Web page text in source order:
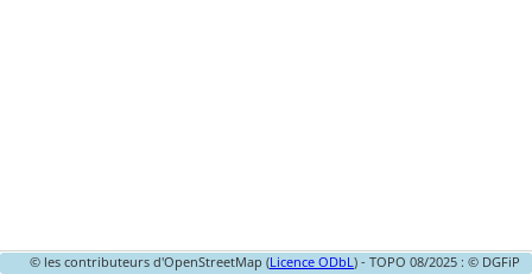
© les contributeurs d'OpenStreetMap (Licence ODbL) - TOPO 08/2025 : © DGFiP